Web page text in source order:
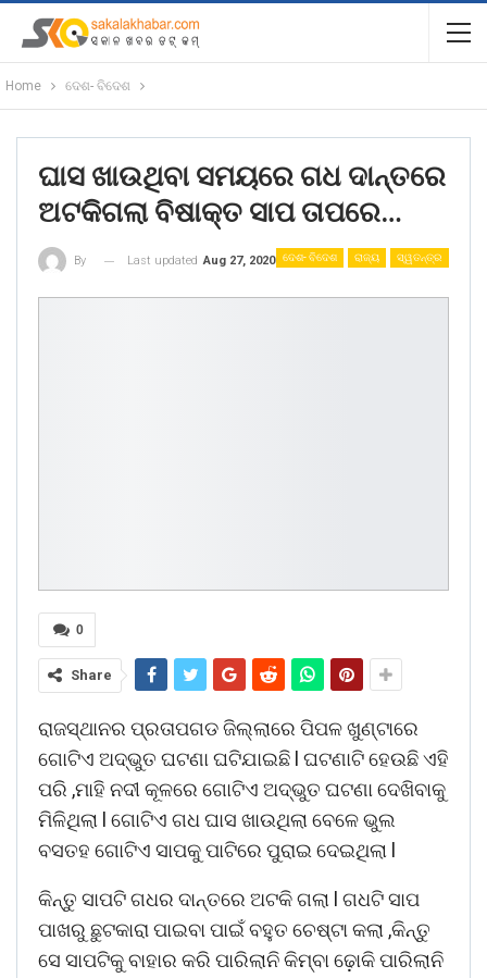
Home ଦେଶ- ବିଦେଶ
ଘାସ ଖାଉଥିବା ସମୟରେ ଗଧ ଦାନ୍ତରେ
ଅଟକିଗଲା ବିଷାକ୍ତ ସାପ ତାପରେ…
ଦେଶ- ବିଦେଶ ରାଜ୍ୟ ସ୍ୱତନ୍ତ୍ର
By Last updated Aug 27, 2020
0
Share
ରାଜସ୍ଥାନର ପ୍ରତାପଗଡ ଜିଲ୍ଲାରେ ପିପଳ ଖୁଣ୍ଟାରେ
ଗୋଟିଏ ଅଦ୍ଭୁତ ଘଟଣା ଘଟିଯାଇଛି l ଘଟଣାଟି ହେଉଛି ଏହି
ପରି ,ମାହି ନଦୀ କୂଳରେ ଗୋଟିଏ ଅଦ୍ଭୁତ ଘଟଣା ଦେଖିବାକୁ
ମିଳିଥିଲା l ଗୋଟିଏ ଗଧ ଘାସ ଖାଉଥିଲା ବେଳେ ଭୁଲ
ବସତହ ଗୋଟିଏ ସାପକୁ ପାଟିରେ ପୁରାଇ ଦେଇଥିଲା l
କିନ୍ତୁ ସାପଟି ଗଧର ଦାନ୍ତରେ ଅଟକି ଗଲା l ଗଧଟି ସାପ
ପାଖରୁ ଛୁଟକାରା ପାଇବା ପାଇଁ ବହୁତ ଚେଷ୍ଟା କଲା ,କିନ୍ତୁ
ସେ ସାପଟିକୁ ବାହାର କରି ପାରିଲାନି କିମ୍ବା ଢ଼ୋକି ପାରିଲାନି